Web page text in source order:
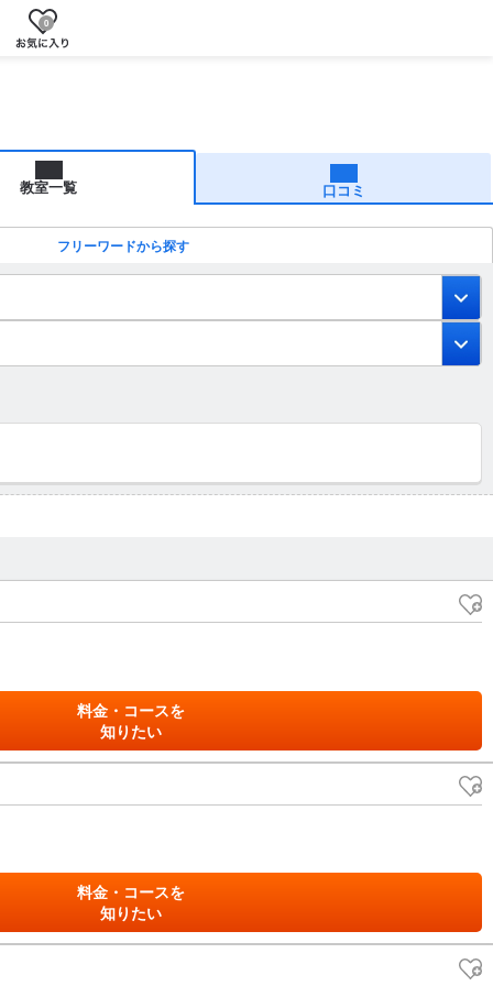
0
教室一覧 口コミ
フリーワードから探す
料金・コースを
知りたい
料金・コースを
知りたい